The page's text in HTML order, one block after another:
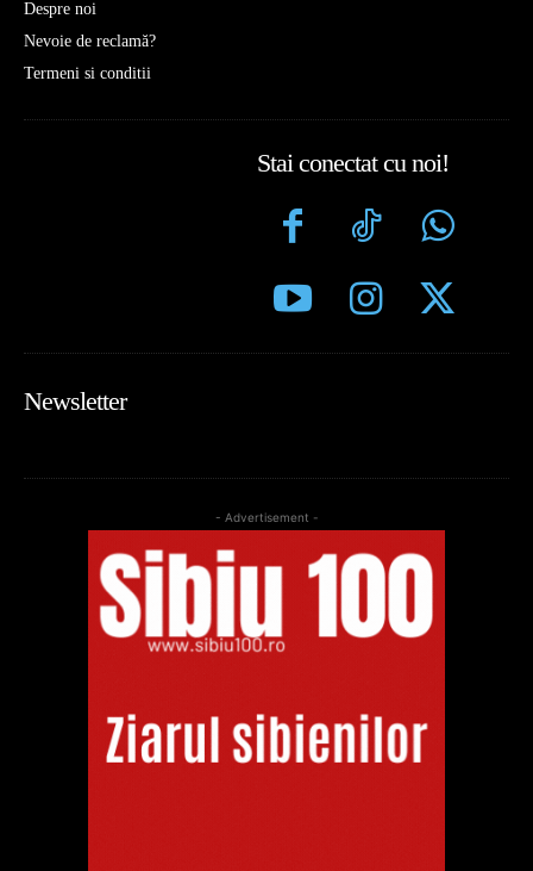
Despre noi
Nevoie de reclamă?
Termeni si conditii
Stai conectat cu noi!
Newsletter
- Advertisement -